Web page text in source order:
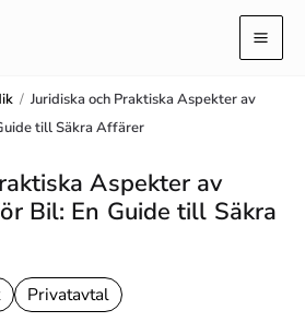
/ Juridiska och Praktiska Aspekter av
till Säkra Affärer
Aspekter av
Bil: En Guide till Säkra
Privatavtal